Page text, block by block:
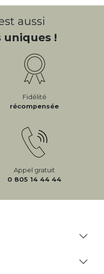
aussi
uniques !
Fidélité
récompensée
Appel gratuit
0 805 14 44 44